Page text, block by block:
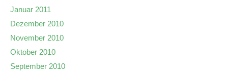
Januar 2011
Dezember 2010
November 2010
Oktober 2010
September 2010